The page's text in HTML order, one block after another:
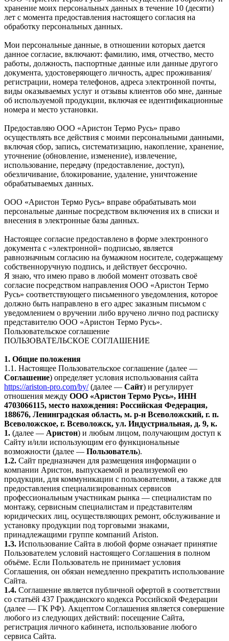
хранение моих персональных данных в течение 10 (десяти)
лет с момента предоставления настоящего согласия на
обработку персональных данных.
Мои персональные данные, в отношении которых дается
данное согласие, включают: фамилию, имя, отчество, место
работы, должность, паспортные данные или данные другого
документа, удостоверяющего личность, адрес проживания/
регистрации, номера телефонов, адреса электронной почты,
виды оказываемых услуг и отзывы клиентов обо мне, данные
об используемой продукции, включая ее идентификационные
номера и место установки.
Предоставляю ООО «Аристон Термо Русь» право
осуществлять все действия с моими персональными данными,
включая сбор, запись, систематизацию, накопление, хранение,
уточнение (обновление, изменение), извлечение,
использование, передачу (предоставление, доступ),
обезличивание, блокирование, удаление, уничтожение
обрабатываемых данных.
ООО «Аристон Термо Русь» вправе обрабатывать мои
персональные данные посредством включения их в списки и
внесения в электронные базы данных.
Настоящее согласие предоставлено в форме электронного
документа с «электронной» подписью, является
равнозначным согласию на бумажном носителе, содержащему
собственноручную подпись, и действует бессрочно.
Я знаю, что имею право в любой момент отозвать своё
согласие посредством направления ООО «Аристон Термо
Русь» соответствующего письменного уведомления, которое
должно быть направлено в его адрес заказным письмом с
уведомлением о вручении либо вручено лично под расписку
представителю ООО «Аристон Термо Русь».
Пользовательское соглашение
ПОЛЬЗОВАТЕЛЬСКОЕ СОГЛАШЕНИЕ
1. Общие положения
1.1. Настоящее Пользовательское соглашение (далее —
Соглашение) определяет условия использования сайта
https://ariston-pro.com/by/(далее — Сайт) и регулирует
отношения между ООО «Аристон Термо Русь», ИНН
4703066115, место нахождения: Российская Федерация,
188676, Ленинградская область, м. р-н Всеволожский, г. п.
Всеволожское, г. Всеволожск, ул. Индустриальная, д. 9, к.
1. (далее — Аристон) и любым лицом, получающим доступ к
Сайту и/или использующим его функциональные
возможности (далее — Пользователь).
1.2. Сайт предназначен для размещения информации о
компании Аристон, выпускаемой и реализуемой ею
продукции, для коммуникации с пользователями, а также для
предоставления специализированных сервисов
профессиональным участникам рынка — специалистам по
монтажу, сервисным специалистам и представителям
юридических лиц, осуществляющих ремонт, обслуживание и
установку продукции под торговыми знаками,
принадлежащими группе компаний Ariston.
1.3. Использование Сайта в любой форме означает принятие
Пользователем условий настоящего Соглашения в полном
объёме. Если Пользователь не принимает условия
Соглашения, он обязан немедленно прекратить использование
Сайта.
1.4. Соглашение является публичной офертой в соответствии
со статьёй 437 Гражданского кодекса Российской Федерации
(далее — ГК РФ). Акцептом Соглашения является совершение
любого из следующих действий: посещение Сайта,
регистрация личного кабинета, использование любого
сервиса Сайта.